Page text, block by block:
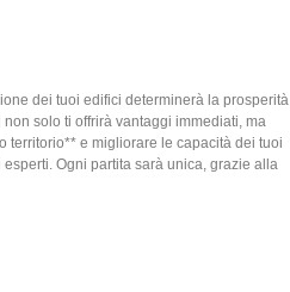
dei tuoi edifici determinerà la prosperità
solo ti offrirà vantaggi immediati, ma
territorio** e migliorare le capacità dei tuoi
Ogni partita sarà unica, grazie alla